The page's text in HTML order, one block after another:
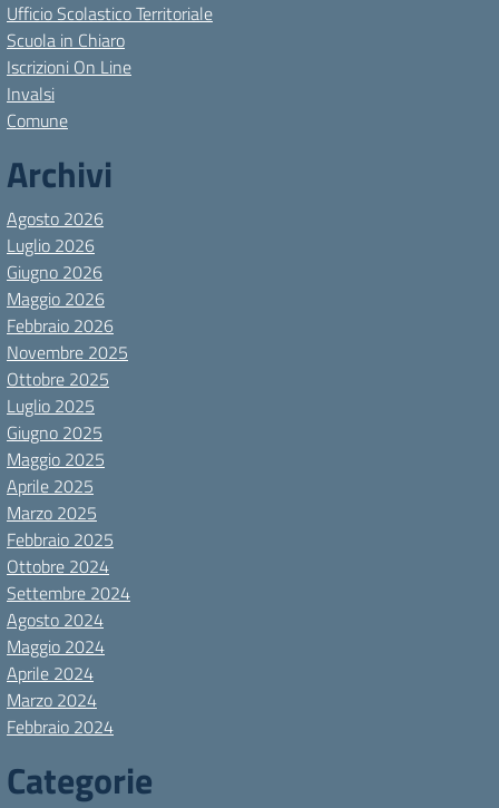
Ufficio Scolastico Territoriale
Scuola in Chiaro
Iscrizioni On Line
Invalsi
Comune
Archivi
Agosto 2026
Luglio 2026
Giugno 2026
Maggio 2026
Febbraio 2026
Novembre 2025
Ottobre 2025
Luglio 2025
Giugno 2025
Maggio 2025
Aprile 2025
Marzo 2025
Febbraio 2025
Ottobre 2024
Settembre 2024
Agosto 2024
Maggio 2024
Aprile 2024
Marzo 2024
Febbraio 2024
Categorie